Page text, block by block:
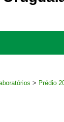
> Prédio